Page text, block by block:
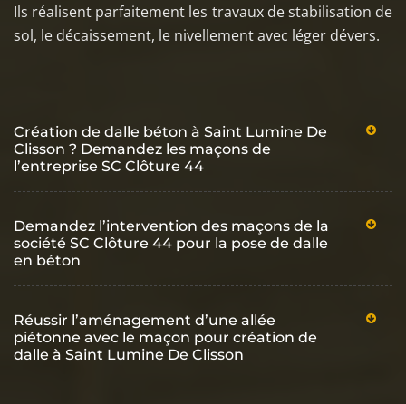
Ils réalisent parfaitement les travaux de stabilisation de
sol, le décaissement, le nivellement avec léger dévers.
Création de dalle béton à Saint Lumine De
Clisson ? Demandez les maçons de
l’entreprise SC Clôture 44
Demandez l’intervention des maçons de la
société SC Clôture 44 pour la pose de dalle
en béton
Réussir l’aménagement d’une allée
piétonne avec le maçon pour création de
dalle à Saint Lumine De Clisson